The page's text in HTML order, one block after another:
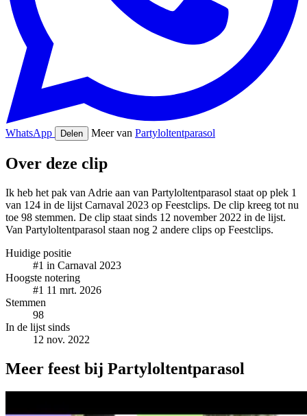
WhatsApp Delen Meer van Partyloltentparasol
Over deze clip
Ik heb het pak van Adrie aan van Partyloltentparasol staat op plek 1
van 124 in de lijst Carnaval 2023 op Feestclips. De clip kreeg tot nu
toe 98 stemmen. De clip staat sinds 12 november 2022 in de lijst.
Van Partyloltentparasol staan nog 2 andere clips op Feestclips.
Huidige positie
#1 in Carnaval 2023
Hoogste notering
#1 11 mrt. 2026
Stemmen
98
In de lijst sinds
12 nov. 2022
Meer feest bij Partyloltentparasol